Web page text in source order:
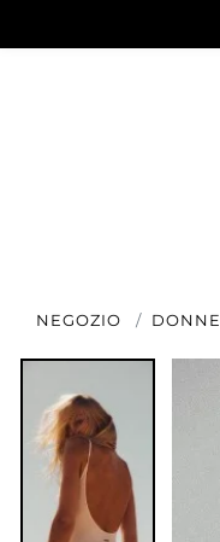
NEGOZIO DONNE